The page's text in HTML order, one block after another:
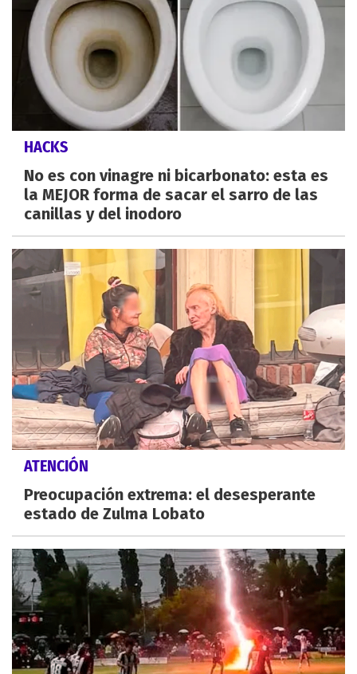
HACKS
No es con vinagre ni bicarbonato: esta es
la MEJOR forma de sacar el sarro de las
canillas y del inodoro
ATENCIÓN
Preocupación extrema: el desesperante
estado de Zulma Lobato